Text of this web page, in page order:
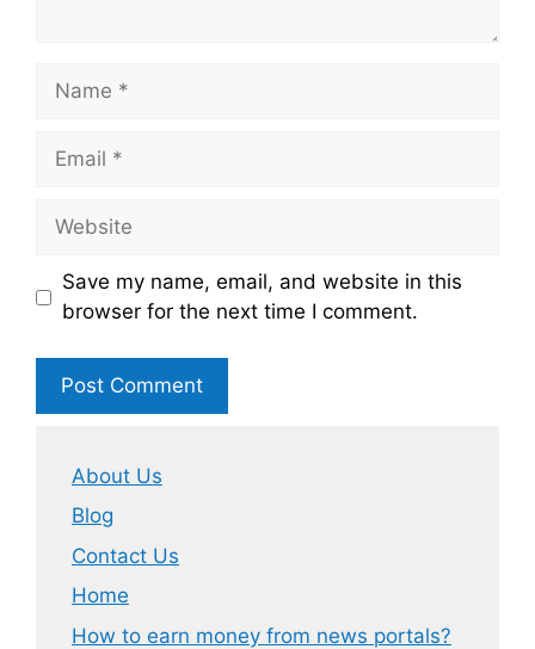
Name
Email
Website
Save my name, email, and website in this
browser for the next time I comment.
About Us
Blog
Contact Us
Home
How to earn money from news portals?